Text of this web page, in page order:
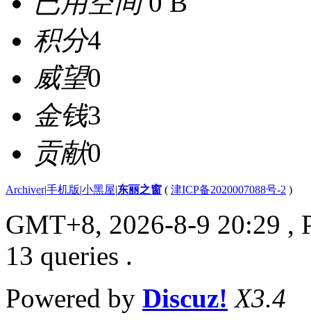
积分4
威望0
金钱3
贡献0
Archiver|手机版|小黑屋|东丽之窗 ( 津ICP备2020007088号-2 )
GMT+8, 2026-8-9 20:29 ,
13 queries .
Powered by Discuz! X3.4